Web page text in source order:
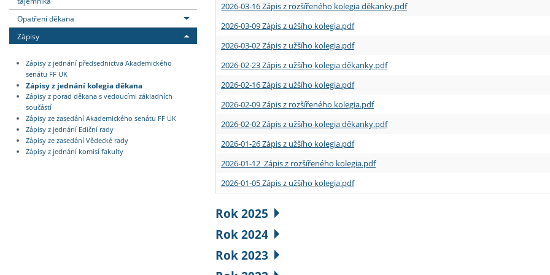
Opatření děkana
Zápisy
Zápisy z jednání předsednictva Akademického
senátu FF UK
Zápisy z jednání kolegia děkana
Zápisy z porad děkana s vedoucími základních
součástí
Zápisy ze zasedání Akademického senátu FF UK
Zápisy z jednání Ediční rady
Zápisy ze zasedání Vědecké rady
Zápisy z jednání komisí fakulty
2026-03-16 Zápis z rozšířeného kolegia děkanky.pdf
2026-03-09 Zápis z užšího kolegia.pdf
2026-03-02 Zápis z užšího kolegia.pdf
2026-02-23 Zápis z užšího kolegia děkanky.pdf
2026-02-16 Zápis z užšího kolegia.pdf
2026-02-09 Zápis z rozšířeného kolegia.pdf
2026-02-02 Zápis z užšího kolegia děkanky.pdf
2026-01-26 Zápis z užšího kolegia.pdf
2026-01-12 Zápis z rozšířeného kolegia.pdf
2026-01-05 Zápis z užšího kolegia.pdf
Rok 2025
Rok 2024
Rok 2023